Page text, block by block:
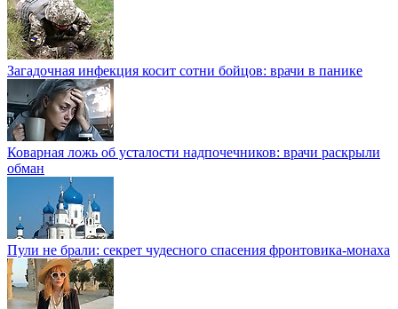
Загадочная инфекция косит сотни бойцов: врачи в панике
Коварная ложь об усталости надпочечников: врачи раскрыли
обман
Пули не брали: секрет чудесного спасения фронтовика-монаха